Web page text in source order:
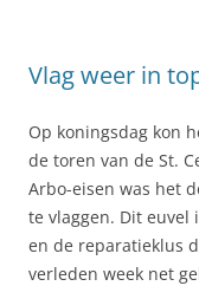
Vlag weer in
Op koningsdag kon
de toren van de St.
Arbo-eisen was het
te vlaggen. Dit euvel
en de reparatieklus
verleden week net